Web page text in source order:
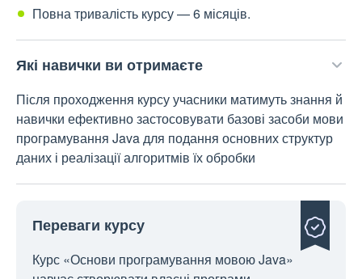
Повна тривалість курсу — 6 місяців.
Які навички ви отримаєте
Після проходження курсу учасники матимуть знання й
навички ефективно застосовувати базові засоби мови
програмування Java для подання основних структур
даних і реалізації алгоритмів їх обробки
Переваги курсу
Курс «Основи програмування мовою Java»